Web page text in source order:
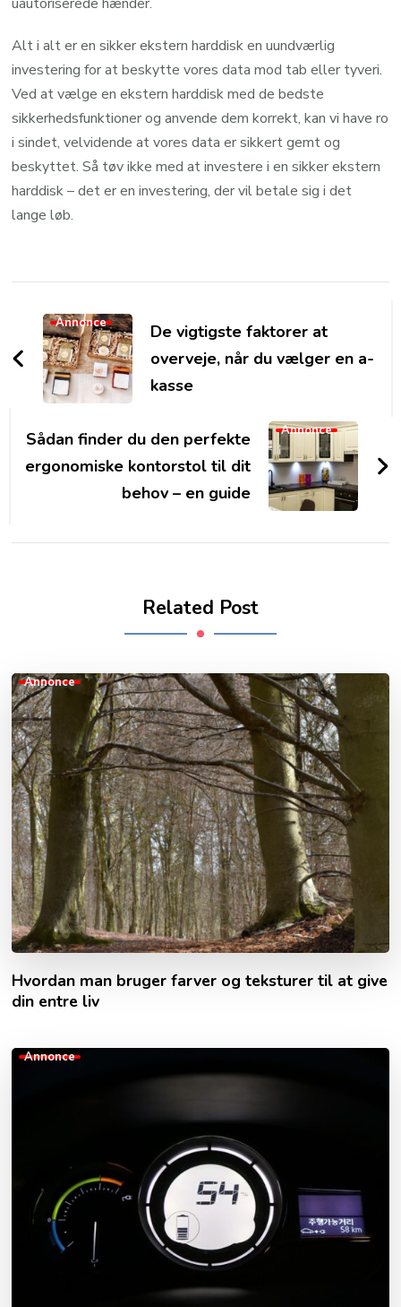
uautoriserede hænder.
Alt i alt er en sikker ekstern harddisk en uundværlig
investering for at beskytte vores data mod tab eller tyveri.
Ved at vælge en ekstern harddisk med de bedste
sikkerhedsfunktioner og anvende dem korrekt, kan vi have ro
i sindet, velvidende at vores data er sikkert gemt og
beskyttet. Så tøv ikke med at investere i en sikker ekstern
harddisk – det er en investering, der vil betale sig i det
lange løb.
Navigation
Annonce
De vigtigste faktorer at
overveje, når du vælger en a-
kasse
Annonce
Sådan finder du den perfekte
ergonomiske kontorstol til dit
behov – en guide
Related Post
Annonce
Hvordan man bruger farver og teksturer til at give
din entre liv
Annonce